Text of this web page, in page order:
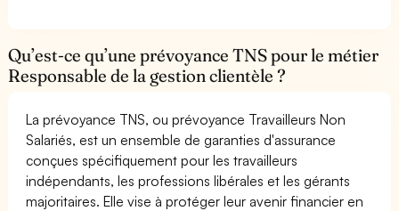
Qu’est-ce qu’une prévoyance TNS pour le métier
Responsable de la gestion clientèle ?
La prévoyance TNS, ou prévoyance Travailleurs Non
Salariés, est un ensemble de garanties d'assurance
conçues spécifiquement pour les travailleurs
indépendants, les professions libérales et les gérants
majoritaires. Elle vise à protéger leur avenir financier en